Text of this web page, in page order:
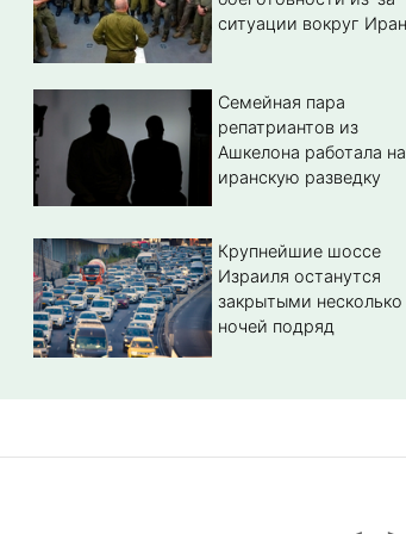
ситуации вокруг
Семейная пара
репатриантов из
Ашкелона работала на
иранскую разведку
Крупнейшие шоссе
Израиля останутся
закрытыми несколько
ночей подряд